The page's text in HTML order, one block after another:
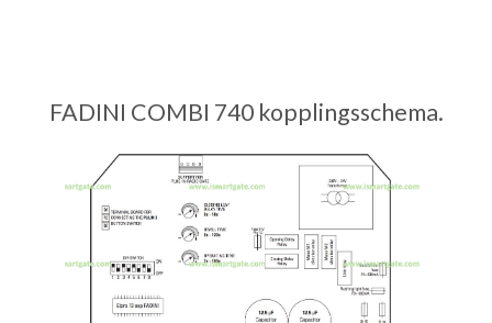
FADINI COMBI 740 kopplingsschema.